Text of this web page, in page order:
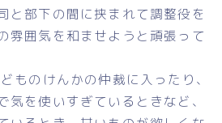
と部下の間に挟まれて調整役を
雰囲気を和ませようと頑張って
のけんかの仲裁に入ったり、
気を使いすぎているときなど、